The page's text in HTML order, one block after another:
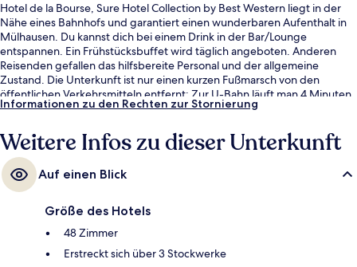
Hotel de la Bourse, Sure Hotel Collection by Best Western liegt in der
Nähe eines Bahnhofs und garantiert einen wunderbaren Aufenthalt in
Mülhausen. Du kannst dich bei einem Drink in der Bar/Lounge
entspannen. Ein Frühstücksbuffet wird täglich angeboten. Anderen
Reisenden gefallen das hilfsbereite Personal und der allgemeine
Zustand. Die Unterkunft ist nur einen kurzen Fußmarsch von den
öffentlichen Verkehrsmitteln entfernt: Zur U-Bahn läuft man 4 Minuten
(Straßenbahnhaltestelle Hauptbahnhof) bzw. 9 Minuten
Informationen zu den Rechten zur Stornierung
Weitere Infos zu dieser Unterkunft
Auf einen Blick
Größe des Hotels
48 Zimmer
Erstreckt sich über 3 Stockwerke